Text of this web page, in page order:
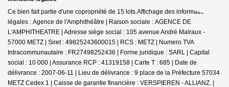
Ce bien fait partie d'une copropriété de 15 lots.Affichage des informations
légales : Agence de l'Amphithéâtre | Raison sociale : AGENCE DE
L'AMPHITHEATRE | Adresse siège social : 105 avenue André Malraux -
57000 METZ | Siret : 49825243600015 | RCS : METZ | Numero TVA
Intracommunautaire : FR27498252436 | Forme juridique : SARL | Capital
social : 10 000 | Assurance RCP : 41319158 | Carte T : 685 | Date de
délivrance : 2007-06-11 | Lieu de délivrance : 9 place de la Préfecture 57034
METZ Cedex 1 | Caisse de garantie financière : VERSPIEREN - ALLIANZ. |